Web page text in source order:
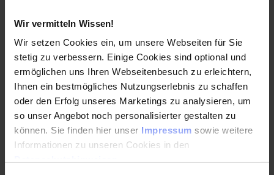
Wir vermitteln Wissen!
Wir setzen Cookies ein, um unsere Webseiten für Sie
stetig zu verbessern. Einige Cookies sind optional und
ermöglichen uns Ihren Webseitenbesuch zu erleichtern,
Ihnen ein bestmögliches Nutzungserlebnis zu schaffen
oder den Erfolg unseres Marketings zu analysieren, um
so unser Angebot noch personalisierter gestalten zu
können. Sie finden hier unser Impressum sowie weitere
Informationen zu unseren Cookies in den
unabhängig der Strukturiertheit der Daten. Damit
entstehen nicht nur neue Anforderungen an benötigten
Kompetenzen, sondern auch ein Riesenbedarf an
Weiterbildungen. Die Vision ist, dass zukünftig auch
Personen ohne technische Vorkenntnisse mit komplexen
IT-Systemen wie ERP-Systeme interagieren können.
Technische Herausforderungen und Lösungen
Damit derartige Visionen realisiert werden können, sind